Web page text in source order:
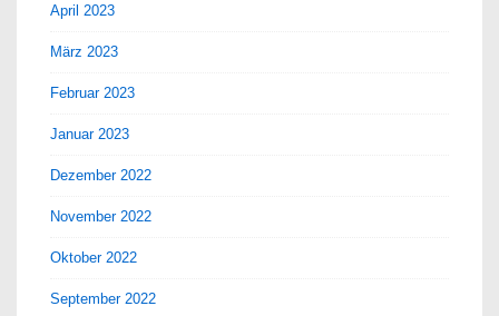
April 2023
März 2023
Februar 2023
Januar 2023
Dezember 2022
November 2022
Oktober 2022
September 2022